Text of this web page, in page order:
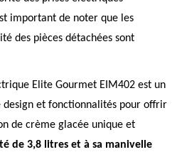
important de noter que les
des pièces détachées sont
Elite Gourmet EIM402 est un
et fonctionnalités pour offrir
de crème glacée unique et
de 3,8 litres et à sa manivelle